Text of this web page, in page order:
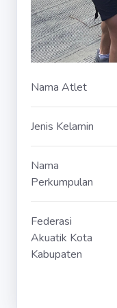
Nama Atlet
Jenis Kelamin
Nama
Perkumpulan
Federasi
Akuatik Kota
Kabupaten